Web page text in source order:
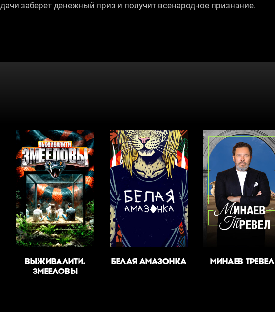
дачи заберет денежный приз и получит всенародное признание.
ВЫЖИВАЛИТИ.
ЗМЕЕЛОВЫ
БЕЛАЯ АМАЗОНКА МИНАЕВ ТРЕВЕЛ